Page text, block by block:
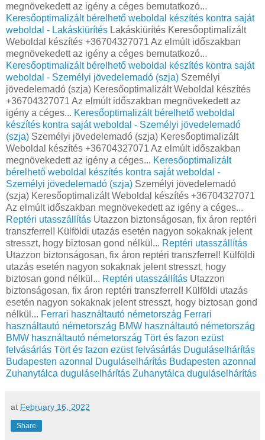
megnövekedett az igény a céges bemutatkozó...
Keresőoptimalizált bérelhető weboldal készítés kontra saját
weboldal - Lakáskiürítés Lakáskiürítés Keresőoptimalizált
Weboldal készítés +36704327071 Az elmúlt időszakban
megnövekedett az igény a céges bemutatkozó...
Keresőoptimalizált bérelhető weboldal készítés kontra saját
weboldal - Személyi jövedelemadó (szja) Személyi
jövedelemadó (szja) Keresőoptimalizált Weboldal készítés
+36704327071 Az elmúlt időszakban megnövekedett az
igény a céges... Keresőoptimalizált bérelhető weboldal
készítés kontra saját weboldal - Személyi jövedelemadó
(szja) Személyi jövedelemadó (szja) Keresőoptimalizált
Weboldal készítés +36704327071 Az elmúlt időszakban
megnövekedett az igény a céges... Keresőoptimalizált
bérelhető weboldal készítés kontra saját weboldal -
Személyi jövedelemadó (szja) Személyi jövedelemadó
(szja) Keresőoptimalizált Weboldal készítés +36704327071
Az elmúlt időszakban megnövekedett az igény a céges...
Reptéri utasszállítás Utazzon biztonságosan, fix áron reptéri
transzferrel! Külföldi utazás esetén nagyon sokaknak jelent
stresszt, hogy biztosan gond nélkül... Reptéri utasszállítás
Utazzon biztonságosan, fix áron reptéri transzferrel! Külföldi
utazás esetén nagyon sokaknak jelent stresszt, hogy
biztosan gond nélkül... Reptéri utasszállítás Utazzon
biztonságosan, fix áron reptéri transzferrel! Külföldi utazás
esetén nagyon sokaknak jelent stresszt, hogy biztosan gond
nélkül... Ferrari használtautó németország Ferrari
használtautó németország BMW használtautó németország
BMW használtautó németország Tört és fazon ezüst
felvásárlás Tört és fazon ezüst felvásárlás Duguláselhárítás
Budapesten azonnal
Duguláselhárítás Budapesten azonnal
Zuhanytálca duguláselhárítás Zuhanytálca duguláselhárítás
at February 16, 2022
Share